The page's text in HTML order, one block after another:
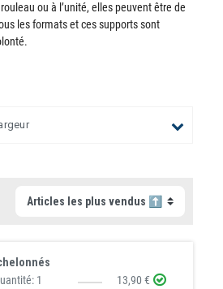
ou à l’unité, elles peuvent être de
les formats et ces supports sont
1
13,90 €